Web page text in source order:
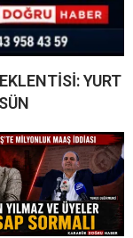
YURT